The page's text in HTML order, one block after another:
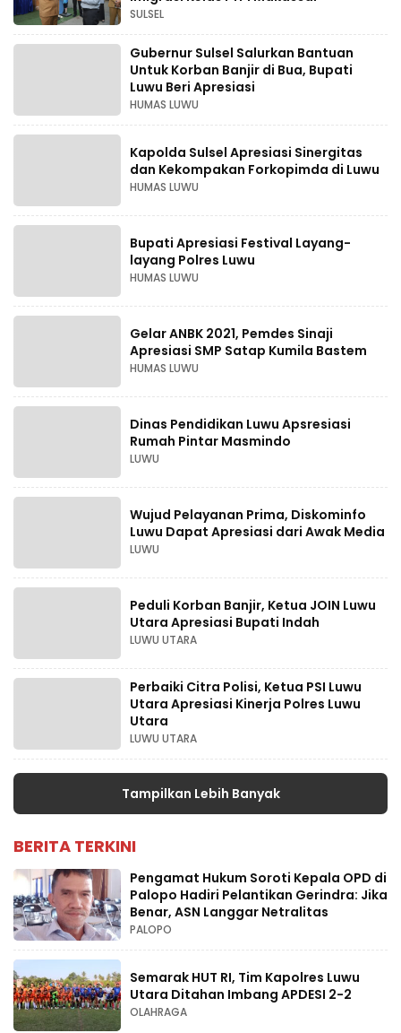
SULSEL
Gubernur Sulsel Salurkan Bantuan
Untuk Korban Banjir di Bua, Bupati
Luwu Beri Apresiasi
HUMAS LUWU
Kapolda Sulsel Apresiasi Sinergitas
dan Kekompakan Forkopimda di Luwu
HUMAS LUWU
Bupati Apresiasi Festival Layang-
layang Polres Luwu
HUMAS LUWU
Gelar ANBK 2021, Pemdes Sinaji
Apresiasi SMP Satap Kumila Bastem
HUMAS LUWU
Dinas Pendidikan Luwu Apsresiasi
Rumah Pintar Masmindo
LUWU
Wujud Pelayanan Prima, Diskominfo
Luwu Dapat Apresiasi dari Awak Media
LUWU
Peduli Korban Banjir, Ketua JOIN Luwu
Utara Apresiasi Bupati Indah
LUWU UTARA
Perbaiki Citra Polisi, Ketua PSI Luwu
Utara Apresiasi Kinerja Polres Luwu
Utara
LUWU UTARA
Tampilkan Lebih Banyak
BERITA TERKINI
Pengamat Hukum Soroti Kepala OPD di
Palopo Hadiri Pelantikan Gerindra: Jika
Benar, ASN Langgar Netralitas
PALOPO
Semarak HUT RI, Tim Kapolres Luwu
Utara Ditahan Imbang APDESI 2-2
OLAHRAGA